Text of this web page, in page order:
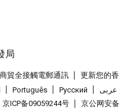
貿全接觸電郵通訊
更新您的
Português Pусский
عربى
京ICP备09059244号 京公网安